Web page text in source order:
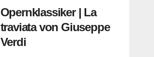
Opernklassiker | La
traviata von Giuseppe
Verdi